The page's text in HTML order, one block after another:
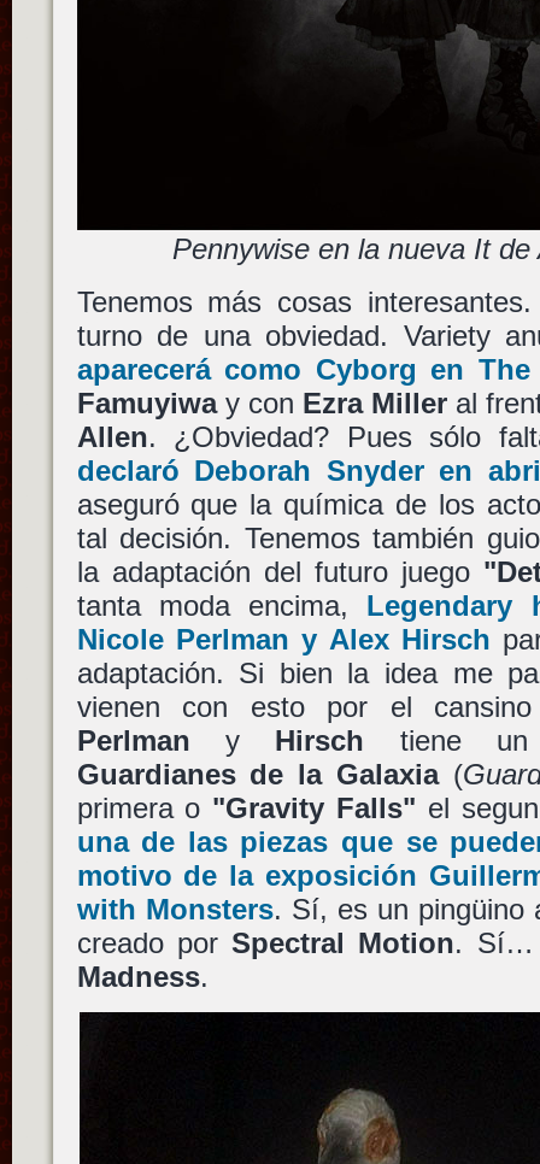
Pennywise en la nueva It
Tenemos más cosas
turno de una obviedad. Variety
aparecerá como Cyborg en The
Famuyiway con Ezra Milleral
Allen. ¿Obviedad? Pues sólo
declaró Deborah Snyderen
aseguró que la química de los
tal decisión. Tenemos también
la adaptación del futuro juego
tanta moda encima, Legendary
Nicole Perlman y Alex Hirsch
adaptación. Si bien la idea me
vienen con esto por el
Perlman y Hirsch tiene un
Guardianes de la Galaxia(
primera o "Gravity Falls" el
una de las piezas que se
motivo de la exposición
with Monsters. Sí, es un pingüino
creado porSpectral Motion.
Madness.